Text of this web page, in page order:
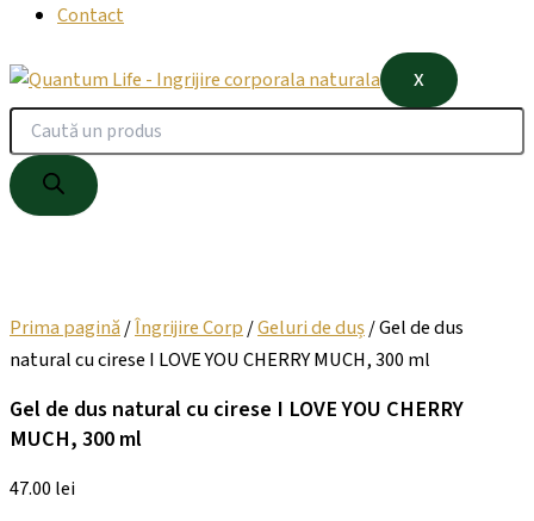
Contact
X
Prima pagină /Îngrijire Corp /Geluri de duș/ Gel de dus
natural cu cirese I LOVE YOU CHERRY MUCH, 300 ml
Gel de dus natural cu cirese I LOVE YOU CHERRY
MUCH, 300 ml
47.00 lei